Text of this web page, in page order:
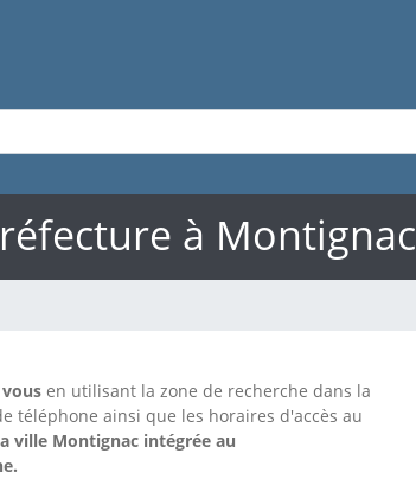
à Montignac
en utilisant la zone de recherche dans la
téléphone ainsi que les horaires d'accès au
ville Montignac intégrée au